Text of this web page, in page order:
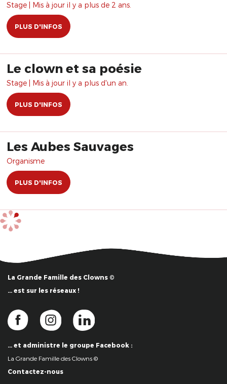
Stage | Mis à jour il y a plus de 2 ans.
PLUS D'INFOS
Le clown et sa poésie
Stage | Mis à jour il y a plus d'un an.
PLUS D'INFOS
Les Aubes Sauvages
Organisme
PLUS D'INFOS
La Grande Famille des Clowns ©
… est sur les réseaux !
… et administre le groupe Facebook :
La Grande Famille des Clowns ©
Contactez-nous